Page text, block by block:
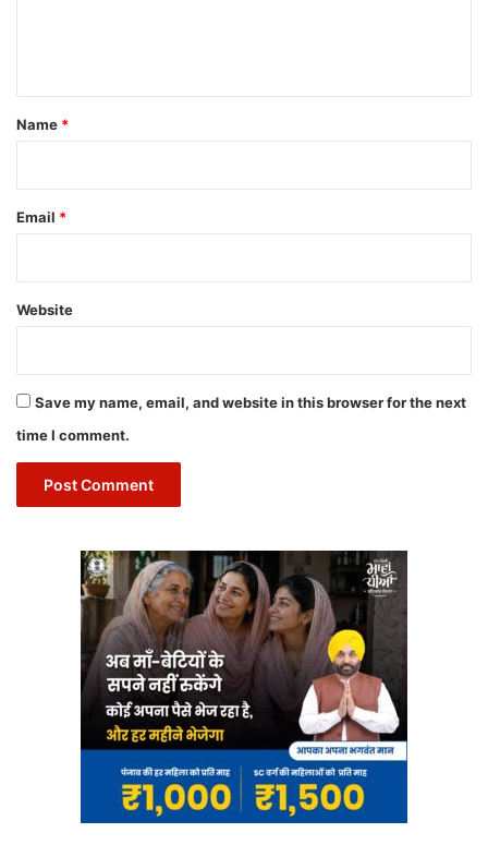
*
Name *
Email *
Website
Save my name, email, and website in this browser for the next
time I comment.